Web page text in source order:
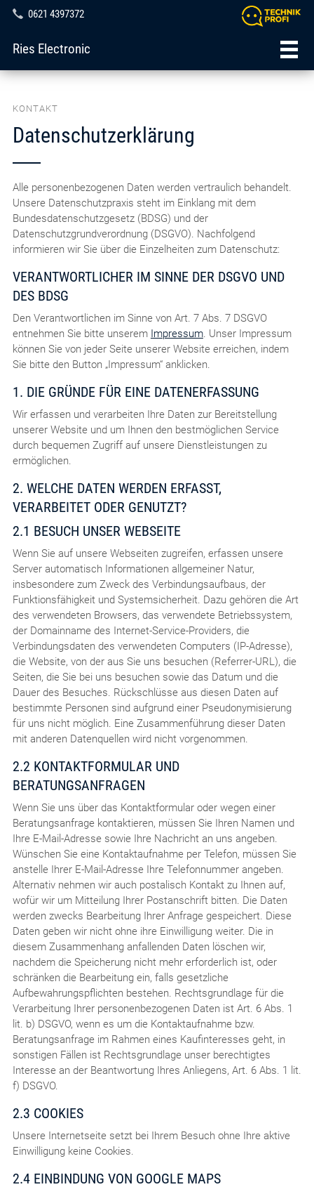
0621 4397372
Ries Electronic
KONTAKT
Datenschutzerklärung
Alle personenbezogenen Daten werden vertraulich behandelt.
Unsere Datenschutzpraxis steht im Einklang mit dem
Bundesdatenschutzgesetz (BDSG) und der
Datenschutzgrundverordnung (DSGVO). Nachfolgend
informieren wir Sie über die Einzelheiten zum Datenschutz:
VERANTWORTLICHER IM SINNE DER DSGVO UND
DES BDSG
Den Verantwortlichen im Sinne von Art. 7 Abs. 7 DSGVO
entnehmen Sie bitte unserem Impressum. Unser Impressum
können Sie von jeder Seite unserer Website erreichen, indem
Sie bitte den Button „Impressum“ anklicken.
1. DIE GRÜNDE FÜR EINE DATENERFASSUNG
Wir erfassen und verarbeiten Ihre Daten zur Bereitstellung
unserer Website und um Ihnen den bestmöglichen Service
durch bequemen Zugriff auf unsere Dienstleistungen zu
ermöglichen.
2. WELCHE DATEN WERDEN ERFASST,
VERARBEITET ODER GENUTZT?
2.1 BESUCH UNSER WEBSEITE
Wenn Sie auf unsere Webseiten zugreifen, erfassen unsere
Server automatisch Informationen allgemeiner Natur,
insbesondere zum Zweck des Verbindungsaufbaus, der
Funktionsfähigkeit und Systemsicherheit. Dazu gehören die Art
des verwendeten Browsers, das verwendete Betriebssystem,
der Domainname des Internet-Service-Providers, die
Verbindungsdaten des verwendeten Computers (IP-Adresse),
die Website, von der aus Sie uns besuchen (Referrer-URL), die
Seiten, die Sie bei uns besuchen sowie das Datum und die
Dauer des Besuches. Rückschlüsse aus diesen Daten auf
bestimmte Personen sind aufgrund einer Pseudonymisierung
für uns nicht möglich. Eine Zusammenführung dieser Daten
mit anderen Datenquellen wird nicht vorgenommen.
2.2 KONTAKTFORMULAR UND
BERATUNGSANFRAGEN
Wenn Sie uns über das Kontaktformular oder wegen einer
Beratungsanfrage kontaktieren, müssen Sie Ihren Namen und
Ihre E-Mail-Adresse sowie Ihre Nachricht an uns angeben.
Wünschen Sie eine Kontaktaufnahme per Telefon, müssen Sie
anstelle Ihrer E-Mail-Adresse Ihre Telefonnummer angeben.
Alternativ nehmen wir auch postalisch Kontakt zu Ihnen auf,
wofür wir um Mitteilung Ihrer Postanschrift bitten. Die Daten
werden zwecks Bearbeitung Ihrer Anfrage gespeichert. Diese
Daten geben wir nicht ohne ihre Einwilligung weiter. Die in
diesem Zusammenhang anfallenden Daten löschen wir,
nachdem die Speicherung nicht mehr erforderlich ist, oder
schränken die Bearbeitung ein, falls gesetzliche
Aufbewahrungspflichten bestehen. Rechtsgrundlage für die
Verarbeitung Ihrer personenbezogenen Daten ist Art. 6 Abs. 1
lit. b) DSGVO, wenn es um die Kontaktaufnahme bzw.
Beratungsanfrage im Rahmen eines Kaufinteresses geht, in
sonstigen Fällen ist Rechtsgrundlage unser berechtigtes
Interesse an der Beantwortung Ihres Anliegens, Art. 6 Abs. 1 lit.
f) DSGVO.
2.3 COOKIES
Unsere Internetseite setzt bei Ihrem Besuch ohne Ihre aktive
Einwilligung keine Cookies.
2.4 EINBINDUNG VON GOOGLE MAPS